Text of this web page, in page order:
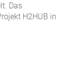
Das
H2HUB in